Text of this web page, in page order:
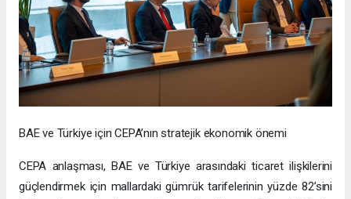
BAE ve Türkiye için CEPA’nın stratejik ekonomik önemi
CEPA anlaşması, BAE ve Türkiye arasındaki ticaret ilişkilerini
güçlendirmek için mallardaki gümrük tarifelerinin yüzde 82’sini